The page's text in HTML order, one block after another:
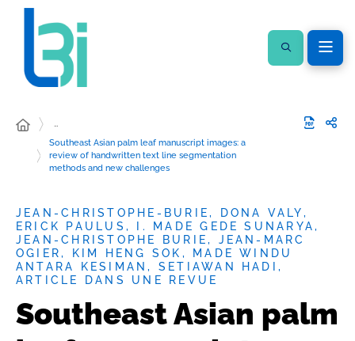
…
Southeast Asian palm leaf manuscript images: a
review of handwritten text line segmentation
methods and new challenges
JEAN-CHRISTOPHE-BURIE, DONA VALY,
ERICK PAULUS, I. MADE GEDE SUNARYA,
JEAN-CHRISTOPHE BURIE, JEAN-MARC
OGIER, KIM HENG SOK, MADE WINDU
ANTARA KESIMAN, SETIAWAN HADI,
ARTICLE DANS UNE REVUE
Southeast Asian palm